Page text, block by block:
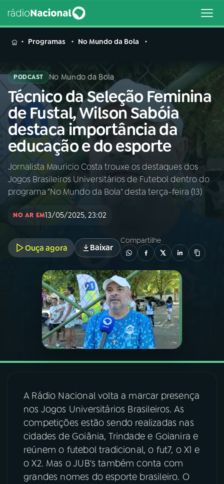
MENU
Buscar
na
Rádio
Nacional
Buscar
AO VIVO
01INÍCIO
02A RÁDIO
03PROGRAMAÇÃO
PROGRAMAS
PODCASTS
VIDEOCASTS
08 FESTIVAL DE MÚSICA
ACOMPANHE A RÁDIO NACIONAL
YouTube Facebook
Programas No Mundo da Bola
PODCAST No Mundo da Bola
Técnico da Seleção Feminina
de Fustal, Wilson Sabóia
destaca importância da
educação e do esporte
Jornalista Mauricio Costa trouxe os destaques dos
Jogos Brasileiros Universitários de Futebol dentro do
programa "No Mundo da Bola" desta terça-feira (13)
NO AR EM13/05/2025, 23:02
Ouça agora Baixar
Compartilhe
A Rádio Nacional volta a marcar presença
nos Jogos Universitários Brasileiros. As
competições estão sendo realizadas nas
cidades de Goiânia, Trindade e Goianira e
reúnem o futebol tradicional, o fut7, o X1 e
o X2. Mas o JUB's também conta com
grandes nomes do esporte brasileiro. O